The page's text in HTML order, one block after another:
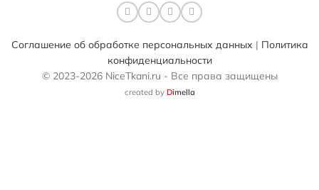
Соглашение об обработке персональных данных | Политика
конфиденциальности
© 2023-2026 NiceTkani.ru - Все права защищены
created by Dimella